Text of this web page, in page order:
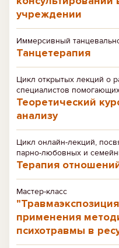
учреждении
Иммерсивный
Танцетерапия
Цикл открытых лекций о
специалистов
Теоретический
анализу
Цикл онлайн-лекций,
парно-любовных и
Терапия
Мастер-класс
применения
психотравмы в